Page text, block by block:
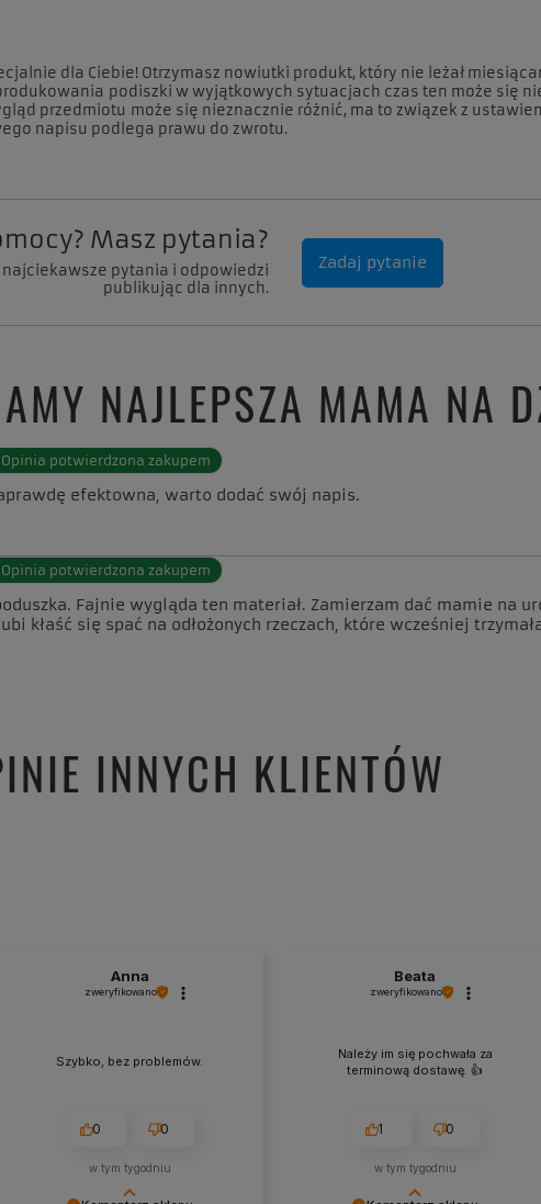
dla Ciebie! Otrzymasz nowiutki produkt, który nie leżał
podiszki w wyjątkowych sytuacjach czas ten może się
przedmiotu może się nieznacznie różnić, ma to związek z
napisu podlega prawu do zwrotu.
Masz pytania?
pytania i odpowiedzi
publikując dla innych.
Zadaj pytanie
NAJLEPSZA MAMA NA
Opinia potwierdzona zakupem
efektowna, warto dodać swój napis.
Opinia potwierdzona zakupem
Fajnie wygląda ten materiał. Zamierzam dać mamie na
kłaść się spać na odłożonych rzeczach, które wcześniej
INNYCH KLIENTÓW
Anna
zweryfikowano
Szybko, bez problemów.
0 0
w tym tygodniu
Beata
zweryfikowano
Należy im się pochwała za
terminową dostawę. 👍️
1 0
w tym tygodniu